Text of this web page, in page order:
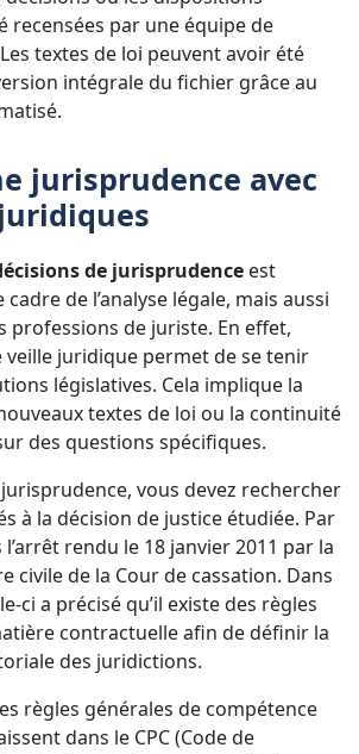
recensées par une équipe de
textes de loi peuvent avoir été
intégrale du fichier grâce au
jurisprudence avec
de jurisprudence est
de l’analyse légale, mais aussi
professions de juriste. En effet,
veille juridique permet de se tenir
législatives. Cela implique la
textes de loi ou la continuité
des questions spécifiques.
vous devez rechercher
à la décision de justice étudiée. Par
rendu le 18 janvier 2011 par la
civile de la Cour de cassation. Dans
ci a précisé qu’il existe des règles
contractuelle afin de définir la
des juridictions.
règles générales de compétence
dans le CPC (Code de